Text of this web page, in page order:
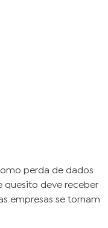
perda de dados
quesito deve receber
empresas se tornam